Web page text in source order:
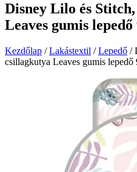
Disney Lilo és
Leaves gumis lepedő
Kezdőlap /Lakástextil /Lepedő /
csillagkutya Leaves gumis lepedő